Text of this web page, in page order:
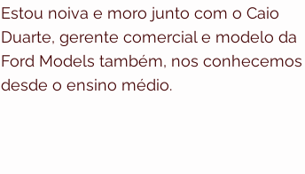
Estou noiva e moro junto com o Caio
Duarte, gerente comercial e modelo da
Ford Models também, nos conhecemos
desde o ensino médio.